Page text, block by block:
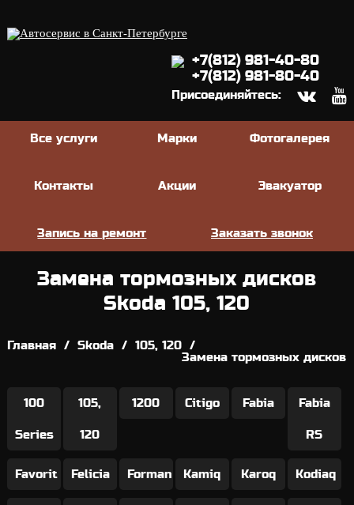
+7(812) 981-40-80
+7(812) 981-80-40
Присоединяйтесь:
Все услуги Марки Фотогалерея
Контакты Акции Эвакуатор
Заказать звонок
Запись на ремонт
Замена тормозных дисков
Skoda 105, 120
Главная / Skoda / 105, 120 /
Замена тормозных дисков
100
Series
105,
120
1200 Citigo Fabia Fabia
RS
Favorit Felicia Forman Kamiq Karoq Kodiaq